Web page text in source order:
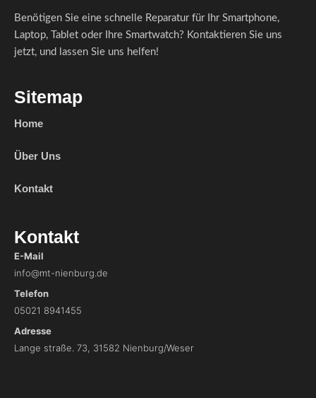
Kontakt
E-Mail
info@mt-nienburg.de
Telefon
05021 8941455
Adresse
Lange straße. 73, 31582 Nienburg/Weser
Sitemap
Home
Über Uns
Kontakt
Benötigen Sie eine schnelle Reparatur für Ihr Smartphone,
Laptop, Tablet oder Ihre Smartwatch? Kontaktieren Sie uns
jetzt, und lassen Sie uns helfen!